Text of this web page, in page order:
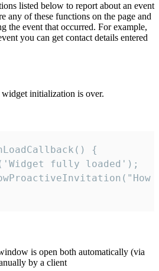
listed below to report about an event
any of these functions on the page and
the event that occurred. For example,
you can get contact details entered
initialization is over.
{
fully loaded');
is open both automatically (via
by a client